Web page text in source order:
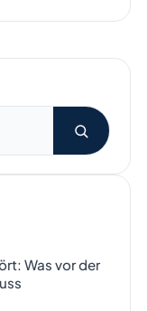
Was vor der